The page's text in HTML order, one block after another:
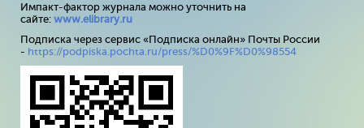
Импакт-фактор журнала можно уточнить на
сайте: www.elibrary.ru
Подписка через сервис «Подписка онлайн» Почты России
- https://podpiska.pochta.ru/press/%D0%9F%D0%98554